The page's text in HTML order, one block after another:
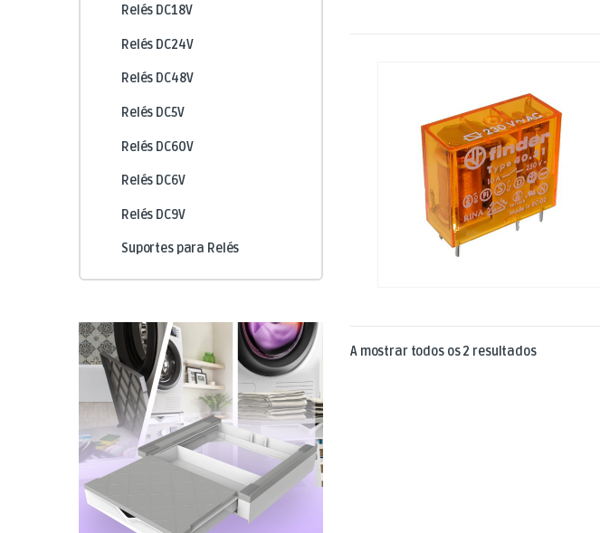
A mostrar todos os 2 resultadosOrdenado
Relés DC18V
Relés DC24V
Relés DC48V
Relés DC5V
Relés DC60V
Relés DC6V
Relés DC9V
Suportes para Relés